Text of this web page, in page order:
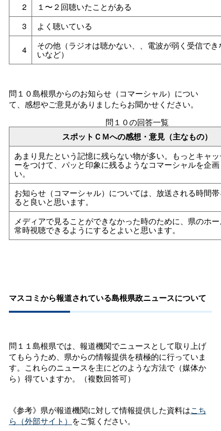
2
１〜２回聴いたことがある
3
よく聴いている
4 その他（ラジオは聴かない、、電波が弱く受信でき
いなど）
問１０島根県からのお知らせ（コマーシャル）につい
て、感想やご意見がありましたらお聞かせください。
問１０の回答一覧
スポットＣＭへの感想・意見（主なもの）
あまり見たという記憶に残らない物が多い。もっとキャ
ーをつけて、パッと印象に残るようなコマーシャルを企
い。
お知らせ（コマーシャル）については、放送される時間
ると良いと思います。
メディアで見ることができなかった時のために、県のホ
常時視聴できるようにするとよいと思います。
マスコミから報道されている島根県政ニュースについて
問１１島根県では、報道機関でニュースとして取り上げ
てもらうため、県からの情報提供を積極的に行っていま
す。これらのニュースを主にどのような方法で（媒体か
ら）得ていますか。（複数回答可）
《参考》県が報道機関に対して情報提供した資料はこち
ら（外部サイト） をご覧ください。